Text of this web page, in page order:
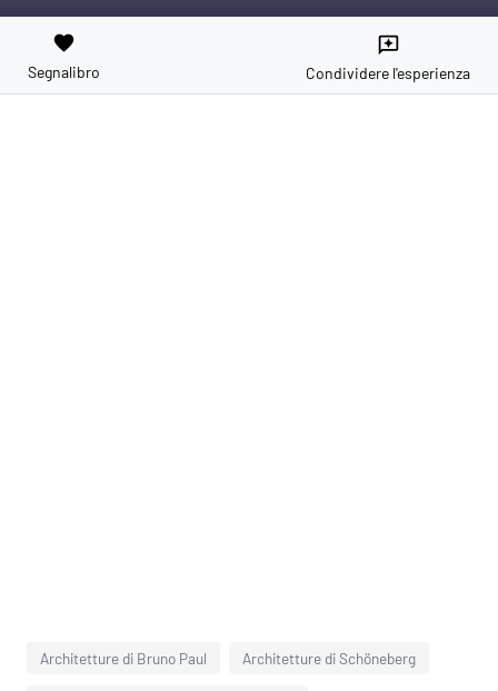
favorite
Segnalibro
reviews
Condividere l'esperienza
Architetture di Bruno Paul Architetture di Schöneberg